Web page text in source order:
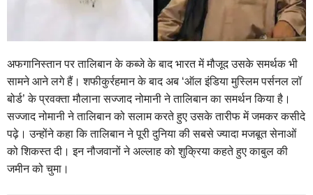
अफगानिस्तान पर तालिबान के कब्जे के बाद भारत में मौजूद उसके समर्थक भी
सामने आने लगे हैं। शफीकुर्रहमान के बाद अब ‘ऑल इंडिया मुस्लिम पर्सनल लॉ
बोर्ड’ के प्रवक्ता मौलाना सज्जाद नोमानी ने तालिबान का समर्थन किया है।
सज्जाद नोमानी ने तालिबान को सलाम करते हुए उसके तारीफ में जमकर कसीदे
पढ़े। उन्होंने कहा कि तालिबान ने पूरी दुनिया की सबसे ज्यादा मजबूत सेनाओं
को शिकस्त दी। इन नौजवानों ने अल्लाह को शुक्रिया कहते हुए काबुल की
जमीन को चुमा।